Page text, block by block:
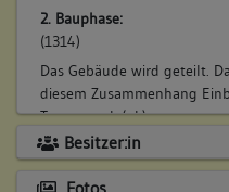
2. Bauphase:
(1314)
Das Gebäude wird geteilt.
diesem Zusammenhang
Trennwand. (gk)
Betroffene Gebäudeteile:
keine
Besitzer:in